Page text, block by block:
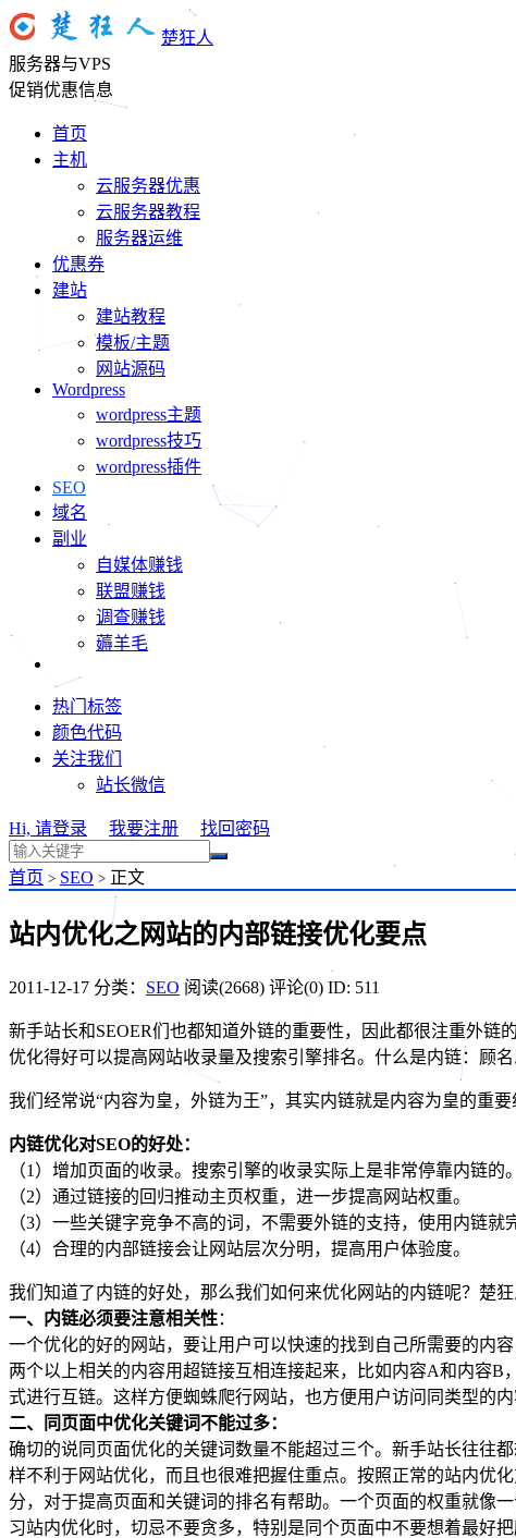
楚狂人
服务器与VPS
促销优惠信息
首页
主机
云服务器优惠
云服务器教程
服务器运维
优惠券
建站
建站教程
模板/主题
网站源码
Wordpress
wordpress主题
wordpress技巧
wordpress插件
SEO
域名
副业
自媒体赚钱
联盟赚钱
调查赚钱
薅羊毛
热门标签
颜色代码
关注我们
站长微信
Hi, 请登录 我要注册 找回密码
首页 > SEO > 正文
站内优化之网站的内部链接优化要点
2011-12-17 分类： SEO 阅读(2668) 评论(0) ID: 511
新手站长和SEOER们也都知道外链的重要性，因此都很注重外
优化得好可以提高网站收录量及搜索引擎排名。什么是内链：顾
我们经常说“内容为皇，外链为王”，其实内链就是内容为皇的重
内链优化对SEO的好处：
（1）增加页面的收录。搜索引擎的收录实际上是非常停靠内链的。
（2）通过链接的回归推动主页权重，进一步提高网站权重。
（3）一些关键字竞争不高的词，不需要外链的支持，使用内链就
（4）合理的内部链接会让网站层次分明，提高用户体验度。
我们知道了内链的好处，那么我们如何来优化网站的内链呢？楚
一、内链必须要注意相关性：
一个优化的好的网站，要让用户可以快速的找到自己所需要的内
两个以上相关的内容用超链接互相连接起来，比如内容A和内容
式进行互链。这样方便蜘蛛爬行网站，也方便用户访问同类型的内
二、同页面中优化关键词不能过多：
确切的说同页面优化的关键词数量不能超过三个。新手站长往往
样不利于网站优化，而且也很难把握住重点。按照正常的站内优
分，对于提高页面和关键词的排名有帮助。一个页面的权重就像
习站内优化时，切忌不要贪多，特别是同个页面中不要想着最好